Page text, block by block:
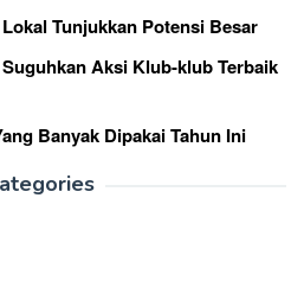
Tunjukkan Potensi Besar
Aksi Klub-klub Terbaik
Banyak Dipakai Tahun Ini